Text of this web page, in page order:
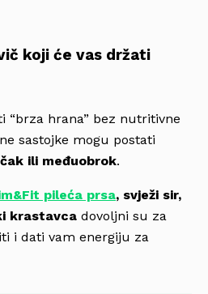
koji će vas držati
“brza hrana” bez nutritivne
sastojke mogu postati
ili međuobrok.
pileća prsa, svježi sir,
krastavca dovoljni su za
i dati vam energiju za